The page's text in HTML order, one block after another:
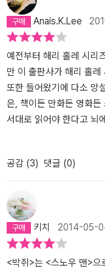
원칙에 따라, 영국인들은
기네 마음대로 새로 들어
애초에 애버리진들이 땅
요.“ 수사과정에서 만난
해리 홀레. 사건은 미궁속
보내던 중 루이 16세가
로 단두대에 잔인하게 살
에서 목 매단 채 발견된다
그.러. 나 해리가 놓친
끊임없이 들려주었던 애
결국 비르기타는 납치되
처한다. 6월에는 미국에
신도 9명을 죽이는 사건
로 미국 내 인종 차별이
국의 인종차별은 더욱 극
자가 흑인을 향한 테러이
를 유추해 보고자 했다. '
사람들만이 그것을 안다'
러처럼 떠들어대고 있지
사 시간이 이 땅의 역사조
사까지 밝은 헤안으로 바
표현은 정말 생소한 것이
적이 없는 그 문구에서
읽고난 다음 지식 검색에
에서 습득해보자면 원주
겉모습으로 분류해 마치
적인 일을 행한 일이 있
인처럼 생겼다고 백인의
무턱대고 공장의 일꾼으
맞은 채 남이 결정해 버
거리로 전락하고 말았던
는 단어가 뜻하는 바가 대
Anais.K.Lee
예전부터 해리 홀레 시리
만 이 출판사가 해리 홀
또한 들어왔기에 다소 망
은, 책이든 만화든 영화
서대로 읽어야 한다고 뇌
된다는 소식을 접하고 얼
일단은, 주인공인 해리가
애초에 주인공 때문에 소
공의 매력도에 집착을 하
정도로 일찌감치 측정을
각장에 던져버리고 싶을
다는 생각마저 해버린다.
르겠지만, 박쥐는, 등장
공감 (3) 댓글 (0)
키치 2014-05-
<박쥐>는 <스노우 맨>으